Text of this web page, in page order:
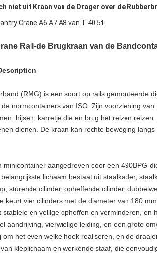
niet uit Kraan van de Drager over de
Crane A6 A7 A8 van T 40.5t
Rail-de Brugkraan van de
(RMG) is een soort op rails gemonteerde
normcontainers van ISO. Zijn voorziening van
hijsen, karretje die en brug het reizen
dienen. De kraan kan rechte beweging langs
aangedreven door een 490BPG-
lichaam bestaat uit staalkader,
sturende cilinder, opheffende cilinder,
keurt vier cilinders met de diameter van 180
en veilige opheffen en verminderen, en
aandrijving, vierwielige leiding, en een grote
het even welke hoek realiseren, en de
kleplichaam en werkende staaf, die